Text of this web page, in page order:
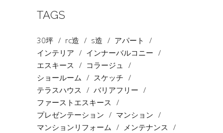
TAGS
30坪 rc造 s造
アパート
インテリア
インナーバルコニー
エスキース
コラージュ
ショールーム
スケッチ
テラスハウス
バリアフリー
ファーストエスキース
プレゼンテーション
マンション
マンションリフォーム
メンテナンス